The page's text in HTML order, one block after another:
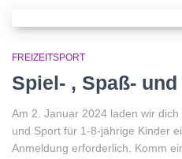
FREIZEITSPORT
Spiel- , Spaß-
Am 2. Januar 2024 laden wir
und Sport für 1-8-jährige Kinder
Anmeldung erforderlich. Komm